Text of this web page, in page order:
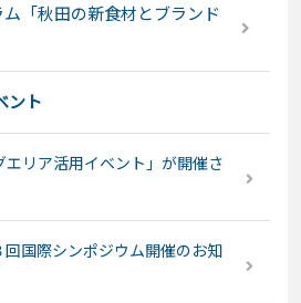
「秋田の新食材とブランド
ント
エリア活用イベント」が開催さ
国際シンポジウム開催のお知